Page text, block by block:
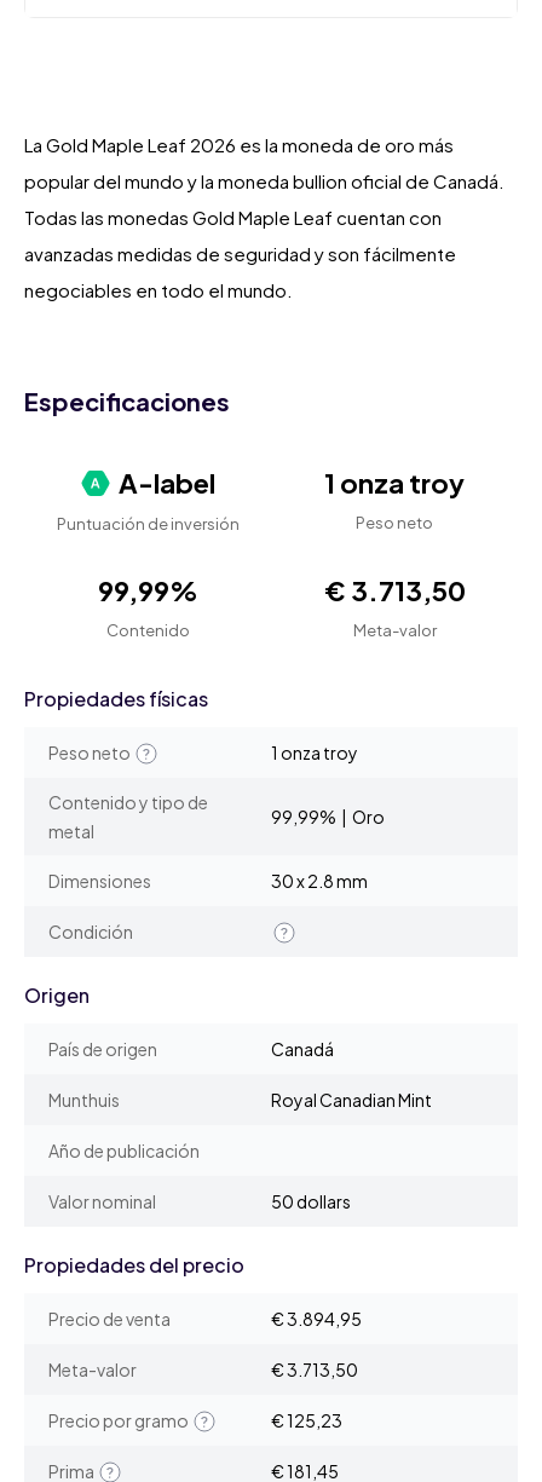
La Gold Maple Leaf 2026 es la moneda de oro más
popular del mundo y la moneda bullion oficial de Canadá.
Todas las monedas Gold Maple Leaf cuentan con
avanzadas medidas de seguridad y son fácilmente
negociables en todo el mundo.
Especificaciones
A-label
Puntuación de inversión
1 onza troy
Peso neto
99,99%
Contenido
€ 3.713,50
Meta-valor
Propiedades físicas
Peso neto 1 onza troy
Contenido y tipo de
metal
99,99% | Oro
Dimensiones 30 x 2.8 mm
Condición
Origen
País de origen Canadá
Munthuis Royal Canadian Mint
Año de publicación
Valor nominal 50 dollars
Propiedades del precio
Precio de venta € 3.894,95
Meta-valor € 3.713,50
Precio por gramo € 125,23
Prima € 181,45